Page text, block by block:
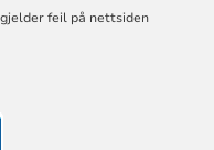
feil på nettsiden